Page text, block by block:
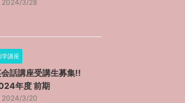
2024/3/28
学講座
話講座受講生募集!!
年度 前期
2024/3/20